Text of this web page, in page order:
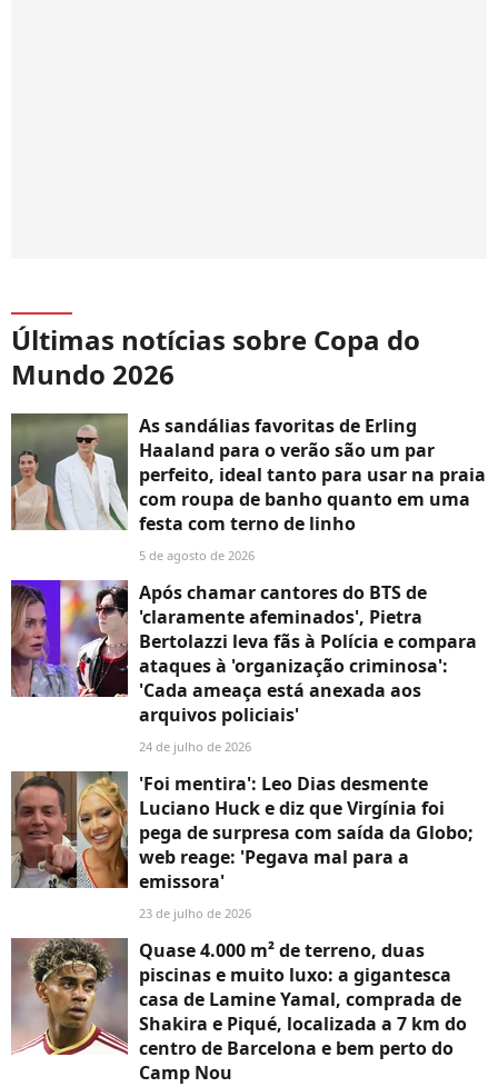
Últimas notícias sobre Copa do
Mundo 2026
As sandálias favoritas de Erling
Haaland para o verão são um par
perfeito, ideal tanto para usar na praia
com roupa de banho quanto em uma
festa com terno de linho
5 de agosto de 2026
Após chamar cantores do BTS de
'claramente afeminados', Pietra
Bertolazzi leva fãs à Polícia e compara
ataques à 'organização criminosa':
'Cada ameaça está anexada aos
arquivos policiais'
24 de julho de 2026
'Foi mentira': Leo Dias desmente
Luciano Huck e diz que Virgínia foi
pega de surpresa com saída da Globo;
web reage: 'Pegava mal para a
emissora'
23 de julho de 2026
Quase 4.000 m² de terreno, duas
piscinas e muito luxo: a gigantesca
casa de Lamine Yamal, comprada de
Shakira e Piqué, localizada a 7 km do
centro de Barcelona e bem perto do
Camp Nou